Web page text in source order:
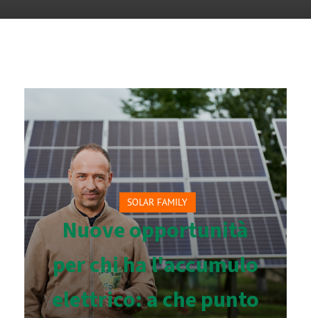
SOLAR FAMILY
Nuove opportunità
per chi ha l'accumulo
elettrico: a che punto